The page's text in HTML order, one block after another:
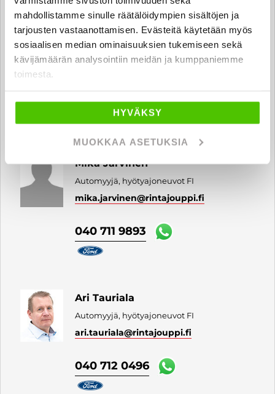
mahdollistamme sinulle räätälöidympien sisältöjen ja
tarjousten vastaanottamisen. Evästeitä käytetään myös
sosiaalisen median ominaisuuksien tukemiseen sekä
kävijämäärän analysointiin meidän ja kumppaniemme
toimesta.
HYVÄKSY
MUOKKAA ASETUKSIA
Jari Ranta
Automyyjä, hyötyajoneuvot FI
040 712 0509
Mika Järvinen
Automyyjä, hyötyajoneuvot FI
mika.jarvinen@rintajouppi.fi
040 711 9893
Ari Tauriala
Automyyjä, hyötyajoneuvot FI
ari.tauriala@rintajouppi.fi
040 712 0496